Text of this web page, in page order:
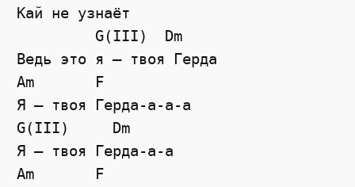
Кай не узнаёт
         G(III)  Dm
Ведь это я — твоя Герда
Am       F
Я — твоя Герда-а-а-а
G(III)     Dm
Я — твоя Герда-а-а
Am       F